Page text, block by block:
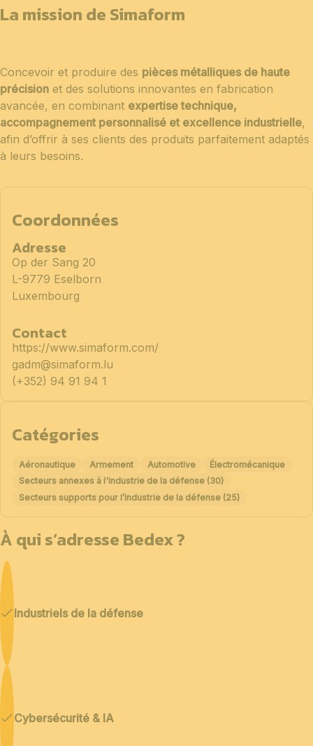
La mission de Simaform
Concevoir et produire des pièces métalliques de haute
précision et des solutions innovantes en fabrication
avancée, en combinant expertise technique,
accompagnement personnalisé et excellence industrielle,
afin d’offrir à ses clients des produits parfaitement adaptés
à leurs besoins.
Coordonnées
Adresse
Op der Sang 20
L-9779 Eselborn
Luxembourg
Contact
https://www.simaform.com/
gadm@simaform.lu
(+352) 94 91 94 1
Catégories
Aéronautique Armement Automotive
Électromécanique
Secteurs annexes à l'industrie de la défense (30)
Secteurs supports pour l’industrie de la défense (25)
À qui s’adresse Bedex ?
Industriels de la défense
Cybersécurité & IA